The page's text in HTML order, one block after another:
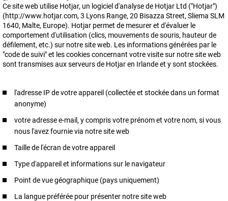
Ce site web utilise Hotjar, un logiciel d'analyse de Hotjar Ltd ("Hotjar")
(http://www.hotjar.com, 3 Lyons Range, 20 Bisazza Street, Sliema SLM
1640, Malte, Europe). Hotjar permet de mesurer et d'évaluer le
comportement d'utilisation (clics, mouvements de souris, hauteur de
défilement, etc.) sur notre site web. Les informations générées par le
"code de suivi" et les cookies concernant votre visite sur notre site web
sont transmises aux serveurs de Hotjar en Irlande et y sont stockées.
l'adresse IP de votre appareil (collectée et stockée dans un format
anonyme)
votre adresse e-mail, y compris votre prénom et votre nom, si vous
nous l'avez fournie via notre site web
Taille de l'écran de votre appareil
Type d'appareil et informations sur le navigateur
Point de vue géographique (pays uniquement)
La langue préférée pour présenter notre site web